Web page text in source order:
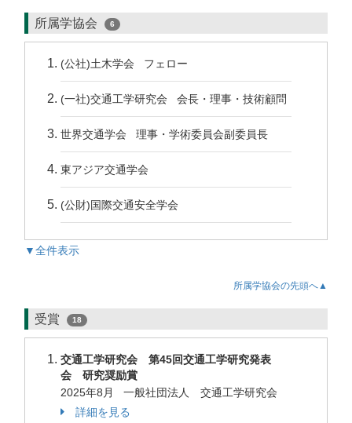
所属学協会 6
(公社)土木学会 フェロー
(一社)交通工学研究会 会長・理事・技術顧問
世界交通学会 理事・学術委員会副委員長
東アジア交通学会
(公財)国際交通安全学会
▼全件表示
所属学協会の先頭へ▲
受賞 18
交通工学研究会 第45回交通工学研究発表
会 研究奨励賞
2025年8月 一般社団法人 交通工学研究会
詳細を見る